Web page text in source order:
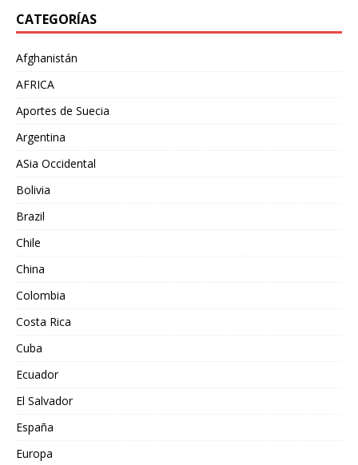
CATEGORÍAS
Afghanistán
AFRICA
Aportes de Suecia
Argentina
ASia Occidental
Bolivia
Brazil
Chile
China
Colombia
Costa Rica
Cuba
Ecuador
El Salvador
España
Europa